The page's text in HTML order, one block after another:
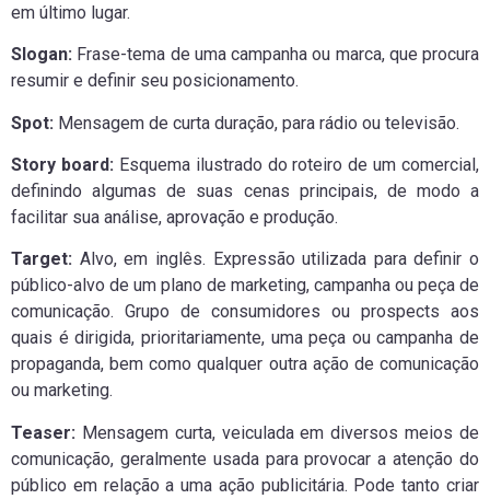
em último lugar.
Slogan: Frase-tema de uma campanha ou marca, que procura
resumir e definir seu posicionamento.
Spot: Mensagem de curta duração, para rádio ou televisão.
Story board: Esquema ilustrado do roteiro de um comercial,
definindo algumas de suas cenas principais, de modo a
facilitar sua análise, aprovação e produção.
Target: Alvo, em inglês. Expressão utilizada para definir o
público-alvo de um plano de marketing, campanha ou peça de
comunicação. Grupo de consumidores ou prospects aos
quais é dirigida, prioritariamente, uma peça ou campanha de
propaganda, bem como qualquer outra ação de comunicação
ou marketing.
Teaser: Mensagem curta, veiculada em diversos meios de
comunicação, geralmente usada para provocar a atenção do
público em relação a uma ação publicitária. Pode tanto criar